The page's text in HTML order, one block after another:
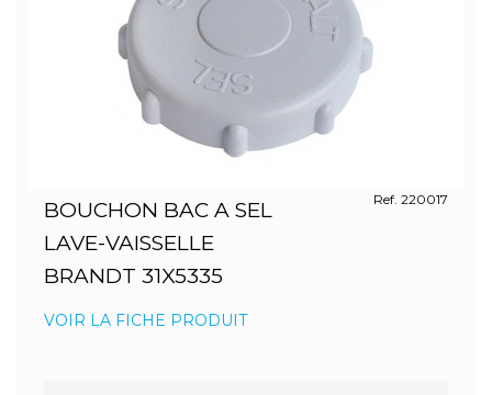
BOUCHON BAC A SEL
LAVE-VAISSELLE
BRANDT 31X5335
Ref. 220017
VOIR LA FICHE PRODUIT